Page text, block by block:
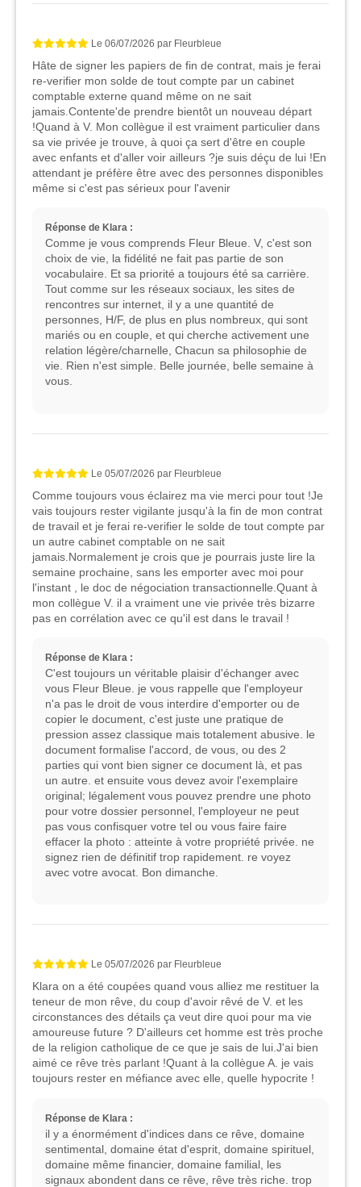
Le 06/07/2026 par Fleurbleue
Hâte de signer les papiers de fin de contrat, mais je ferai
re-verifier mon solde de tout compte par un cabinet
comptable externe quand même on ne sait
jamais.Contente'de prendre bientôt un nouveau départ
!Quand à V. Mon collègue il est vraiment particulier dans
sa vie privée je trouve, à quoi ça sert d'être en couple
avec enfants et d'aller voir ailleurs ?je suis déçu de lui !En
attendant je préfère être avec des personnes disponibles
même si c'est pas sérieux pour l'avenir
Réponse de Klara :
Comme je vous comprends Fleur Bleue. V, c'est son
choix de vie, la fidélité ne fait pas partie de son
vocabulaire. Et sa priorité a toujours été sa carrière.
Tout comme sur les réseaux sociaux, les sites de
rencontres sur internet, il y a une quantité de
personnes, H/F, de plus en plus nombreux, qui sont
mariés ou en couple, et qui cherche activement une
relation légère/charnelle, Chacun sa philosophie de
vie. Rien n'est simple. Belle journée, belle semaine à
vous.
Le 05/07/2026 par Fleurbleue
Comme toujours vous éclairez ma vie merci pour tout !Je
vais toujours rester vigilante jusqu'à la fin de mon contrat
de travail et je ferai re-verifier le solde de tout compte par
un autre cabinet comptable on ne sait
jamais.Normalement je crois que je pourrais juste lire la
semaine prochaine, sans les emporter avec moi pour
l'instant , le doc de négociation transactionnelle.Quant à
mon collègue V. il a vraiment une vie privée très bizarre
pas en corrélation avec ce qu'il est dans le travail !
Réponse de Klara :
C'est toujours un véritable plaisir d'échanger avec
vous Fleur Bleue. je vous rappelle que l'employeur
n'a pas le droit de vous interdire d'emporter ou de
copier le document, c'est juste une pratique de
pression assez classique mais totalement abusive. le
document formalise l'accord, de vous, ou des 2
parties qui vont bien signer ce document là, et pas
un autre. et ensuite vous devez avoir l'exemplaire
original; légalement vous pouvez prendre une photo
pour votre dossier personnel, l'employeur ne peut
pas vous confisquer votre tel ou vous faire faire
effacer la photo : atteinte à votre propriété privée. ne
signez rien de définitif trop rapidement. re voyez
avec votre avocat. Bon dimanche.
Le 05/07/2026 par Fleurbleue
Klara on a été coupées quand vous alliez me restituer la
teneur de mon rêve, du coup d'avoir rêvé de V. et les
circonstances des détails ça veut dire quoi pour ma vie
amoureuse future ? D'ailleurs cet homme est très proche
de la religion catholique de ce que je sais de lui.J'ai bien
aimé ce rêve très parlant !Quant à la collègue A. je vais
toujours rester en méfiance avec elle, quelle hypocrite !
Réponse de Klara :
il y a énormément d'indices dans ce rêve, domaine
sentimental, domaine état d'esprit, domaine spirituel,
domaine même financier, domaine familial, les
signaux abondent dans ce rêve, rêve très riche. trop